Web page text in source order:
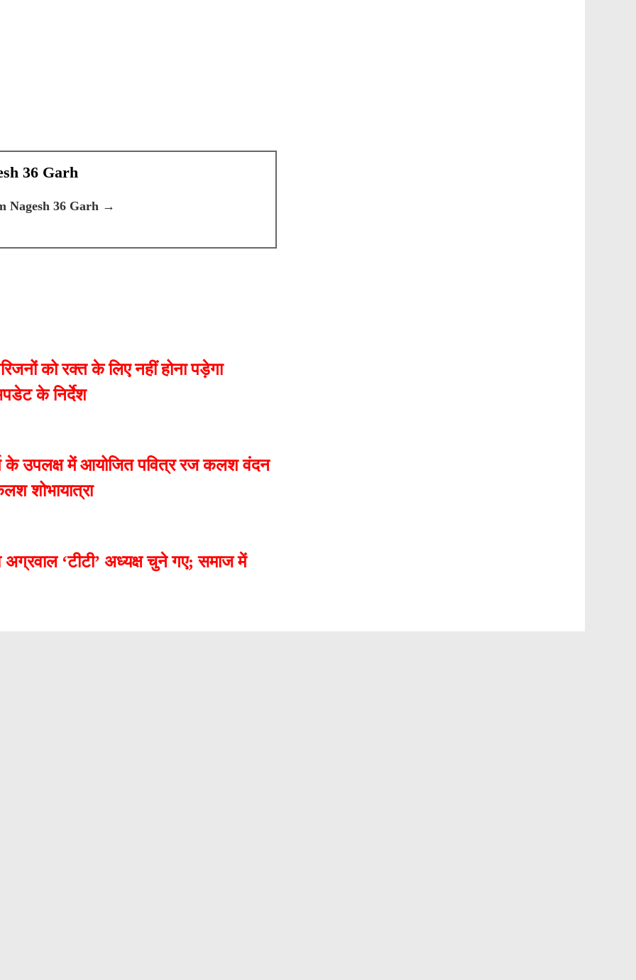
36 Garh
Nagesh 36 Garh →
को रक्त के लिए नहीं होना पड़ेगा
के निर्देश
के उपलक्ष में आयोजित पवित्र रज कलश वंदन
शोभायात्रा
‘टीटी’ अध्यक्ष चुने गए; समाज में